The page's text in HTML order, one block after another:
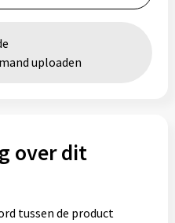
uploaden
over dit
tussen de product